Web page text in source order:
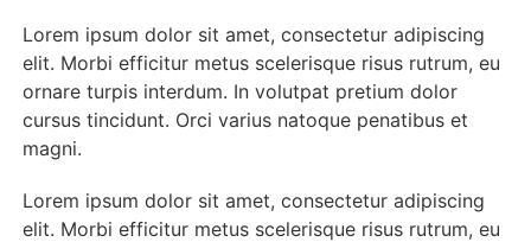
Lorem ipsum dolor sit amet, consectetur adipiscing
elit. Morbi efficitur metus scelerisque risus rutrum, eu
ornare turpis interdum. In volutpat pretium dolor
cursus tincidunt. Orci varius natoque penatibus et
magni.
Lorem ipsum dolor sit amet, consectetur adipiscing
elit. Morbi efficitur metus scelerisque risus rutrum, eu